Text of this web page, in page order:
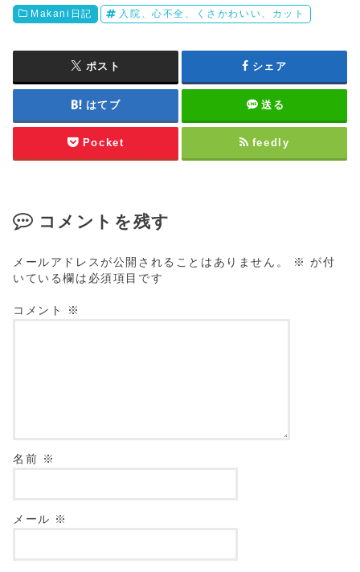
Makani日記 入院、心不全、くさかわいい、カット
ポスト シェア
はてブ 送る
Pocket feedly
コメントを残す
メールアドレスが公開されることはありません。 ※ が付
いている欄は必須項目です
コメント ※
名前 ※
メール ※